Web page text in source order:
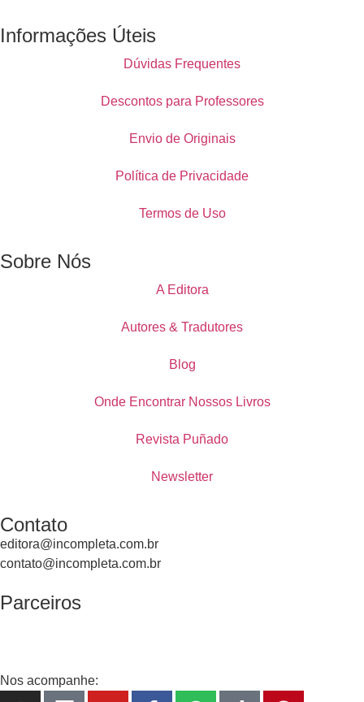
Informações Úteis
Dúvidas Frequentes
Descontos para Professores
Envio de Originais
Política de Privacidade
Termos de Uso
Sobre Nós
A Editora
Autores & Tradutores
Blog
Onde Encontrar Nossos Livros
Revista Puñado
Newsletter
Contato
editora@incompleta.com.br
contato@incompleta.com.br
Parceiros
Nos acompanhe: